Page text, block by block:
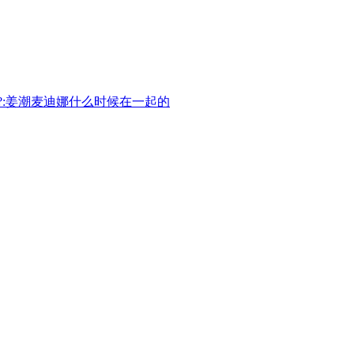
潮麦迪娜什么时候在一起的